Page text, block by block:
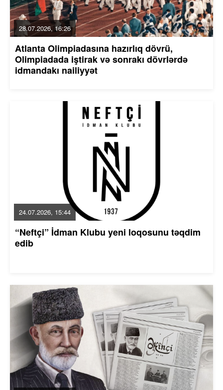
28.07.2026, 16:26
Atlanta Olimpiadasına hazırlıq dövrü,
Olimpiadada iştirak və sonrakı dövrlərdə
idmandakı nailiyyət
24.07.2026, 15:44
“Neftçi” İdman Klubu yeni loqosunu təqdim
edib